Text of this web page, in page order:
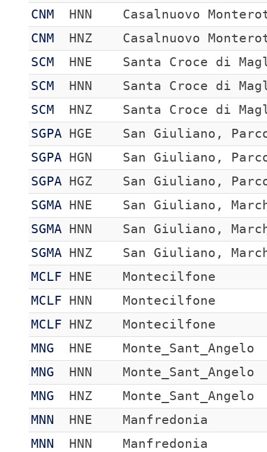
CNM
HNN
Casalnuovo
CNM
HNZ
Casalnuovo
SCM
HNE
Santa Croce di
SCM
HNN
Santa Croce di
SCM
HNZ
Santa Croce di
SGPA
HGE
San Giuliano,
SGPA
HGN
San Giuliano,
SGPA
HGZ
San Giuliano,
SGMA
HNE
San Giuliano,
SGMA
HNN
San Giuliano,
SGMA
HNZ
San Giuliano,
MCLF
HNE
Montecilfone
MCLF
HNN
Montecilfone
MCLF
HNZ
Montecilfone
MNG
HNE
Monte_Sant_Angelo
MNG
HNN
Monte_Sant_Angelo
MNG
HNZ
Monte_Sant_Angelo
MNN
HNE
Manfredonia
MNN
HNN
Manfredonia